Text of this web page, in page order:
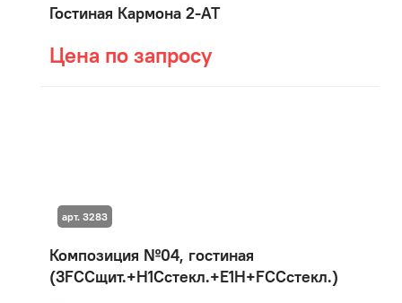
Гостиная Кармона 2-АТ
Цена по запросу
Композиция №04, гостиная
(3FCCщит.+H1Сстекл.+E1H+FCCстекл.)
арт. 3283